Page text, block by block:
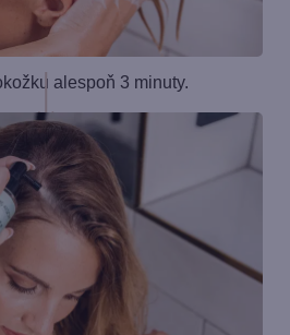
alespoň 3 minuty.